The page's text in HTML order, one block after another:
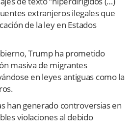
extranjeros ilegales que
de la ley en Estados
Trump ha prometido
masiva de migrantes
en leyes antiguas como la
han generado controversias en
violaciones al debido